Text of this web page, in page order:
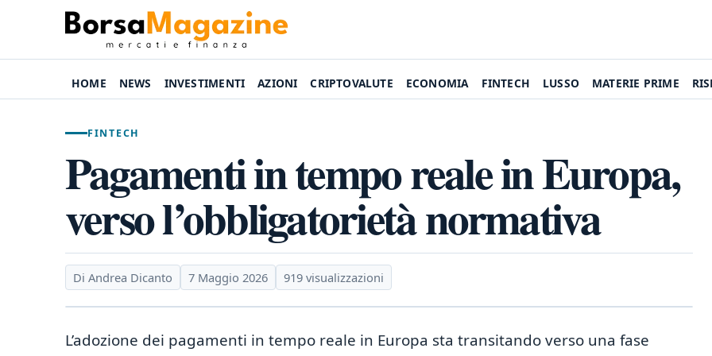
HOME NEWS INVESTIMENTI AZIONI CRIPTOVALUTE ECONOMIA FINTECH LUSSO MATERIE PRIME
FINTECH
Pagamenti in tempo reale in Europa,
verso l’obbligatorietà normativa
Di Andrea Dicanto 7 Maggio 2026 919 visualizzazioni
L’adozione dei pagamenti in tempo reale in Europa sta transitando verso una fase